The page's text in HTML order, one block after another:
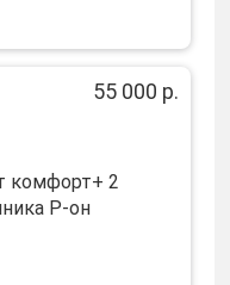
55 000 р.
комфорт+ 2
Р-он